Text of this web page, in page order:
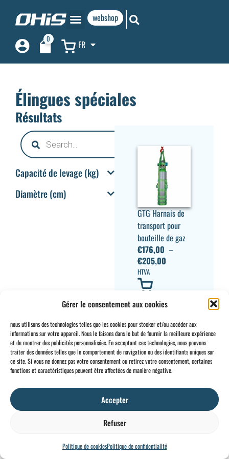
Gérer le consentement aux cookies
nous utilisons des technologies telles que les cookies pour stocker et/ou accéder aux
informations sur votre appareil. Nous le faisons dans le but de fournir la meilleure expérience
et de montrer des publicités personnalisées. En acceptant ces technologies, nous pouvons
traiter des données telles que le comportement de navigation ou des identifiants uniques sur
ce site. Si vous ne donnez pas votre consentement ou retirez votre consentement, certaines
fonctions et caractéristiques peuvent être affectées de manière négative.
Accepter
Refuser
Politique de cookiesPolitique de confidentialité
webshop
0 FR
Élingues spéciales
Résultats
Capacité de levage (kg)
Diamètre (cm)
GTG Harnais de
transport pour
bouteille de gaz
€176,00 –
€205,00
HTVA
CONTACT
64
Foudriers
7822
INFO
générales
Mentions
706 308